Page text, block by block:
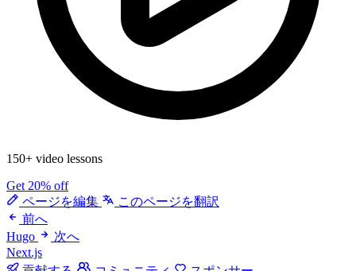
150+ video lessons
Get 20% off
ページを編集
このページを翻訳
前へ
Hugo
次へ
Next.js